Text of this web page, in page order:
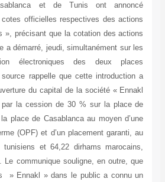
les bourses de Casablanca et de
l’introduction sur leurs cotes officielles
d' »Ennakl Automobiles », précisant que la
de la société tunisienne a démarré, jeudi,
systèmes de cotation électroniques
financières. La même source rappelle que
été réalisée par une ouverture du capital de la
Automobiles de 40 % par la cession de 30
Tunis et de 10 % sur la place de Casablanca
offre publique à prix ferme (OPF) et d’un
prix de 10,700 dinars tunisiens et 64,22
selon la même source. Le communique
le placement des titres » Ennakl » dans le